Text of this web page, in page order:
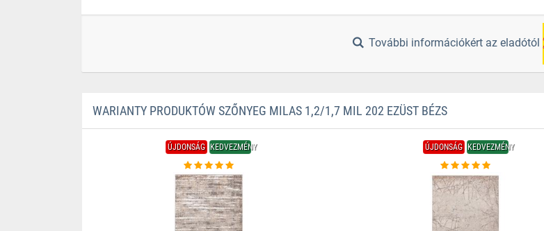
További információkért az eladótól
WARIANTY PRODUKTÓW SZŐNYEG MILAS 1,2/1,7 MIL 202 EZÜST BÉZS
ÚJDONSÁG KEDVEZMÉNY ÚJDONSÁG KEDVEZMÉNY